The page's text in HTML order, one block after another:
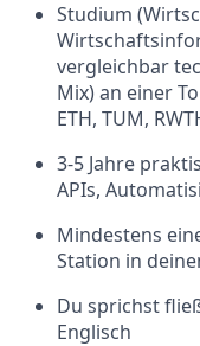
Studium
vergleichbar
Mix) an einer
ETH, TUM,
3-5 Jahre
APIs,
Mindestens
Station in
Du sprichst
Englisch